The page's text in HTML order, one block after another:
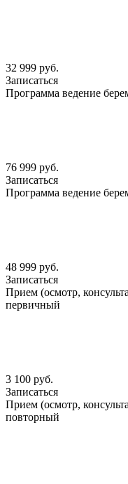
32 999 руб.
Записаться
Программа ведение
76 999 руб.
Записаться
Программа ведение
48 999 руб.
Записаться
Прием (осмотр,
первичный
3 100 руб.
Записаться
Прием (осмотр,
повторный